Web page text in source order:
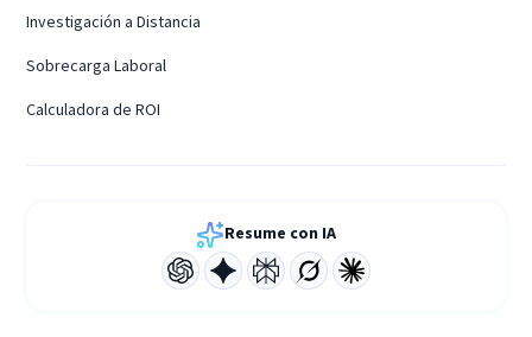
Investigación a Distancia
Sobrecarga Laboral
Calculadora de ROI
Resume con IA